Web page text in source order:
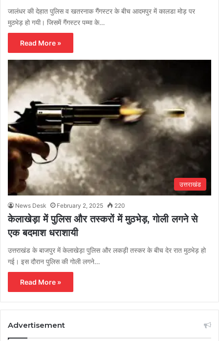
जालंधर की देहात पुलिस व खतरनाक गैंगस्टर के बीच आदमपुर में कालडा मोड़ पर
मुठभेड़ हो गयी। जिसमें गैंगस्टर पम्मा के…
Read More »
उत्तराखंड
News Desk February 2, 2025 220
केलाखेड़ा में पुलिस और तस्करों में मुठभेड़, गोली लगने से
एक बदमाश धराशायी
उत्तराखंड के बाजपुर में केलाखेड़ा पुलिस और लकड़ी तस्कर के बीच देर रात मुठभेड़ हो
गई। इस दौरान पुलिस की गोली लगने…
Read More »
Advertisement